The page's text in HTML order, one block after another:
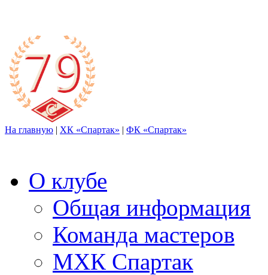
На главную | ХК «Спартак» | ФК «Спартак»
О клубе
Общая информация
Команда мастеров
МХК Спартак